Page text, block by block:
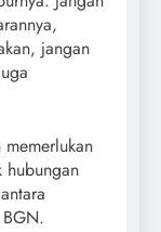
jangan
hubungan